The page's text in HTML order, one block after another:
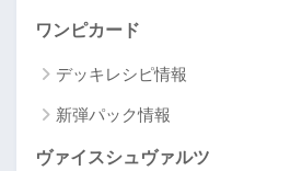
ワンピカード
デッキレシピ情報
新弾パック情報
ヴァイスシュヴァルツ